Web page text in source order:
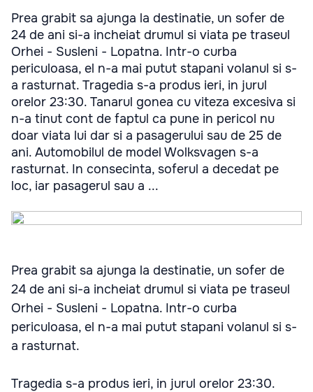
Prea grabit sa ajunga la destinatie, un sofer de
24 de ani si-a incheiat drumul si viata pe traseul
Orhei - Susleni - Lopatna. Intr-o curba
periculoasa, el n-a mai putut stapani volanul si s-
a rasturnat. Tragedia s-a produs ieri, in jurul
orelor 23:30. Tanarul gonea cu viteza excesiva si
n-a tinut cont de faptul ca pune in pericol nu
doar viata lui dar si a pasagerului sau de 25 de
ani. Automobilul de model Wolksvagen s-a
rasturnat. In consecinta, soferul a decedat pe
loc, iar pasagerul sau a ...
Prea grabit sa ajunga la destinatie, un sofer de
24 de ani si-a incheiat drumul si viata pe traseul
Orhei - Susleni - Lopatna. Intr-o curba
periculoasa, el n-a mai putut stapani volanul si s-
a rasturnat.
Tragedia s-a produs ieri, in jurul orelor 23:30.